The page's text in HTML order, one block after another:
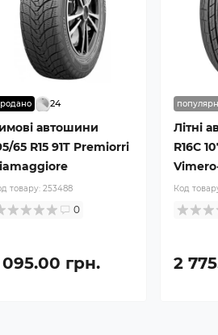
24
автошини
65 R15 91T Premiorri
товару: 253488
0
095.00 грн.
Літні
R16C
Код
2